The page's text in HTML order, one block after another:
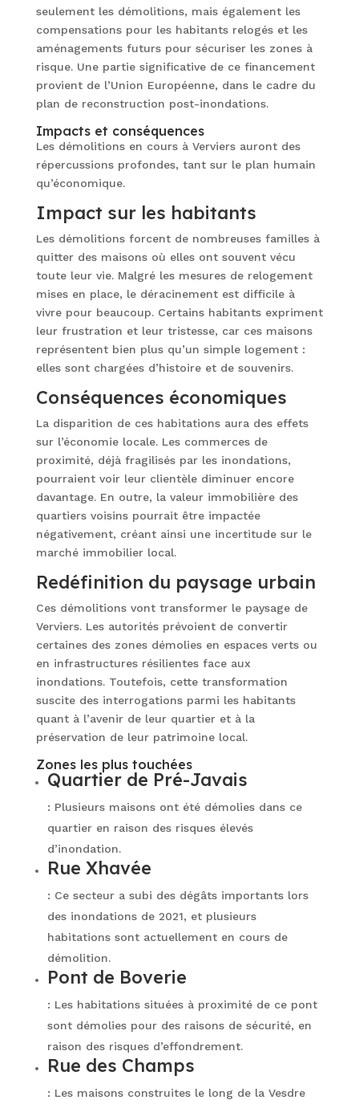
seulement les démolitions, mais également les
compensations pour les habitants relogés et les
aménagements futurs pour sécuriser les zones à
risque. Une partie significative de ce financement
provient de l’Union Européenne, dans le cadre du
plan de reconstruction post-inondations.
Impacts et conséquences
Les démolitions en cours à Verviers auront des
répercussions profondes, tant sur le plan humain
qu’économique.
Impact sur les habitants
Les démolitions forcent de nombreuses familles à
quitter des maisons où elles ont souvent vécu
toute leur vie. Malgré les mesures de relogement
mises en place, le déracinement est difficile à
vivre pour beaucoup. Certains habitants expriment
leur frustration et leur tristesse, car ces maisons
représentent bien plus qu’un simple logement :
elles sont chargées d’histoire et de souvenirs.
Conséquences économiques
La disparition de ces habitations aura des effets
sur l’économie locale. Les commerces de
proximité, déjà fragilisés par les inondations,
pourraient voir leur clientèle diminuer encore
davantage. En outre, la valeur immobilière des
quartiers voisins pourrait être impactée
négativement, créant ainsi une incertitude sur le
marché immobilier local.
Redéfinition du paysage urbain
Ces démolitions vont transformer le paysage de
Verviers. Les autorités prévoient de convertir
certaines des zones démolies en espaces verts ou
en infrastructures résilientes face aux
inondations. Toutefois, cette transformation
suscite des interrogations parmi les habitants
quant à l’avenir de leur quartier et à la
préservation de leur patrimoine local.
Zones les plus touchées
Quartier de Pré-Javais
: Plusieurs maisons ont été démolies dans ce
quartier en raison des risques élevés
d’inondation.
Rue Xhavée
: Ce secteur a subi des dégâts importants lors
des inondations de 2021, et plusieurs
habitations sont actuellement en cours de
démolition.
Pont de Boverie
: Les habitations situées à proximité de ce pont
sont démolies pour des raisons de sécurité, en
raison des risques d’effondrement.
Rue des Champs
: Les maisons construites le long de la Vesdre